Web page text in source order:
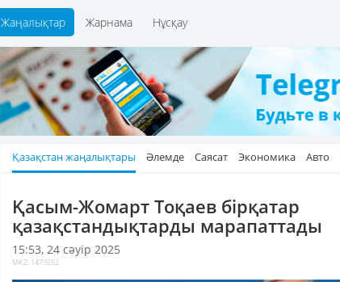
Жаңалықтар Жарнама Нұсқау
Қазақстан жаңалықтары Әлемде Саясат Экономика Авто
Қасым-Жомарт Тоқаев бірқатар
қазақстандықтарды марапаттады
15:53, 24 сәуір 2025
MKZ: 1479252